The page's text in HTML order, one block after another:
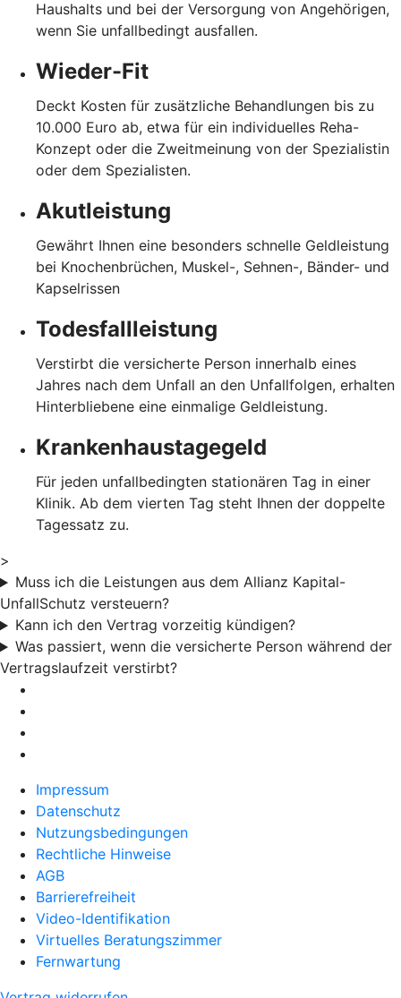
Haushalts und bei der Versorgung von Angehörigen,
wenn Sie unfallbedingt ausfallen.
Wieder-Fit
Deckt Kosten für zusätzliche Behandlungen bis zu
10.000 Euro ab, etwa für ein individuelles Reha-
Konzept oder die Zweitmeinung von der Spezialistin
oder dem Spezialisten.
Akutleistung
Gewährt Ihnen eine besonders schnelle Geldleistung
bei Knochenbrüchen, Muskel-, Sehnen-, Bänder- und
Kapselrissen
Todesfallleistung
Verstirbt die versicherte Person innerhalb eines
Jahres nach dem Unfall an den Unfallfolgen, erhalten
Hinterbliebene eine einmalige Geldleistung.
Krankenhaustagegeld
Für jeden unfallbedingten stationären Tag in einer
Klinik. Ab dem vierten Tag steht Ihnen der doppelte
Tagessatz zu.
>
Muss ich die Leistungen aus dem Allianz Kapital-
UnfallSchutz versteuern?
Kann ich den Vertrag vorzeitig kündigen?
Was passiert, wenn die versicherte Person während der
Vertragslaufzeit verstirbt?
Impressum
Datenschutz
Nutzungsbedingungen
Rechtliche Hinweise
AGB
Barrierefreiheit
Video-Identifikation
Virtuelles Beratungszimmer
Fernwartung